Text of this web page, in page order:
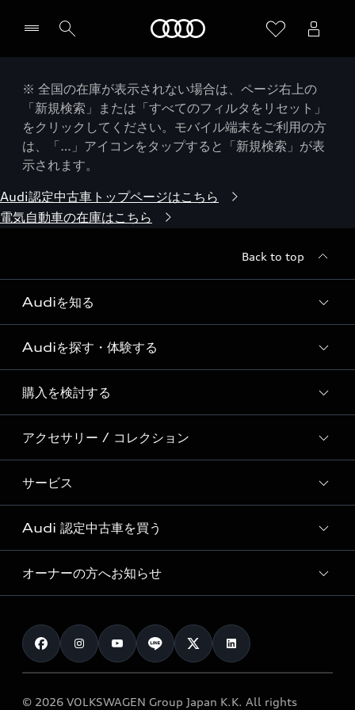
※ 全国の在庫が表示されない場合は、ページ右上の
「新規検索」または「すべてのフィルタをリセット」
をクリックしてください。モバイル端末をご利用の方
は、「…」アイコンをタップすると「新規検索」が表
示されます。
Audi認定中古車トップページはこちら
電気自動車の在庫はこちら
Back to top
Audiを知る
Audi ブランド
Story of Progress
Audi Sport
Formula 1®
デジタルサービス
Audiを探す・体験する
ディーラー検索
新車在庫検索
試乗車・展示車検索
見積り依頼
試乗予約
購入を検討する
モデル一覧
特別仕様モデル / 限定モデル
e-tronラインアップ
価格シミュレーション
車両比較
カタログ一覧
アクセサリー / コレクション
純正アクセサリー
オンラインショップ
Audi collection
アウディナビアプリ
サービス
サービス入庫予約
サービスプログラム
メンテナンス
車検 / 定期点検
e-tronアフターサポート
Audi 認定中古車を買う
Audi認定中古車
クオリティ
保証
メンテナンス
オーナーの方へお知らせ
お知らせ
オーナー様向けキャンペーン
© 2026 VOLKSWAGEN Group Japan K.K. All rights